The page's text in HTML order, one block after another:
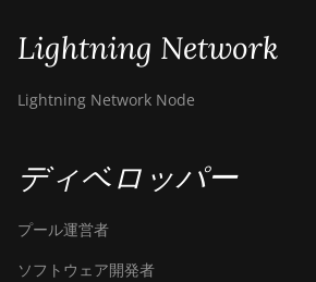
Lightning Network
Lightning Network Node
ディベロッパー
プール運営者
ソフトウェア開発者